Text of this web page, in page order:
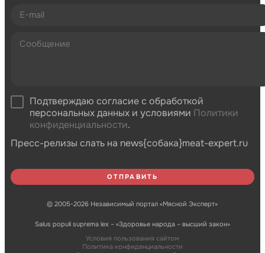
Подтверждаю согласие с обработкой
персональных данных и условиями Политики
конфиденциальности.
Пресс-релизы слать на news{собака}meat-expert.ru
© 2005-2026 Независимый портал «Мясной Эксперт»
Salus populi suprema lex – «Здоровье народа – высший закон»
Условия пользования сайтом
Политика конфиденциальности